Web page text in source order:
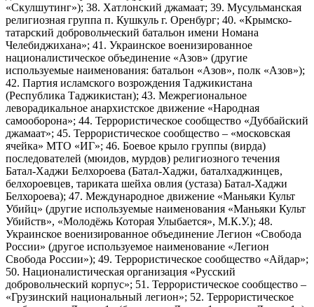
«Скулшутинг»); 38. Хатлонский джамаат; 39. Мусульманская
религиозная группа п. Кушкуль г. Оренбург; 40. «Крымско-
татарский добровольческий батальон имени Номана
Челебиджихана»; 41. Украинское военизированное
националистическое объединение «Азов» (другие
используемые наименования: батальон «Азов», полк «Азов»);
42. Партия исламского возрождения Таджикистана
(Республика Таджикистан); 43. Межрегиональное
леворадикальное анархистское движение «Народная
самооборона»; 44. Террористическое сообщество «Дуббайский
джамаат»; 45. Террористическое сообщество – «московская
ячейка» МТО «ИГ»; 46. Боевое крыло группы (вирда)
последователей (мюидов, мурдов) религиозного течения
Батал-Хаджи Белхороева (Батал-Хаджи, баталхаджинцев,
белхороевцев, тариката шейха овлия (устаза) Батал-Хаджи
Белхороева); 47. Международное движение «Маньяки Культ
Убийц» (другие используемые наименования «Маньяки Культ
Убийств», «Молодёжь Которая Улыбается», М.К.У.); 48.
Украинское военизированное объединение Легион «Свобода
России» (другое используемое наименование «Легион
Свобода России»); 49. Террористическое сообщество «Айдар»;
50. Националистическая организация «Русский
добровольческий корпус»; 51. Террористическое сообщество –
«Грузинский национальный легион»; 52. Террористическое